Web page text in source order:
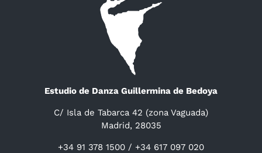
Estudio de Danza Guillermina de Bedoya
C/ Isla de Tabarca 42 (zona Vaguada)
Madrid, 28035
+34 91 378 1500 / +34 617 097 020